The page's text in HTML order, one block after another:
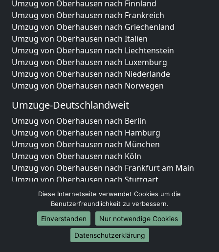
Umzug von Oberhausen nach Finnland
Umzug von Oberhausen nach Frankreich
Umzug von Oberhausen nach Griechenland
Umzug von Oberhausen nach Italien
Umzug von Oberhausen nach Liechtenstein
Umzug von Oberhausen nach Luxemburg
Umzug von Oberhausen nach Niederlande
Umzug von Oberhausen nach Norwegen
Umzüge-Deutschlandweit
Umzug von Oberhausen nach Berlin
Umzug von Oberhausen nach Hamburg
Umzug von Oberhausen nach München
Umzug von Oberhausen nach Köln
Umzug von Oberhausen nach Frankfurt am Main
Umzug von Oberhausen nach Stuttgart
Umzug von Oberhausen nach Düsseldorf
Umzug von Oberhausen nach Leipzig
Umzug von Oberhausen nach Dortmund
Umzug von Oberhausen nach Essen
Umzug von Oberhausen nach Bremen
Diese Internetseite verwendet Cookies um die
Benutzerfreundlichkeit zu verbessern.
Einverstanden
Nur notwendige Cookies
Datenschutzerklärung